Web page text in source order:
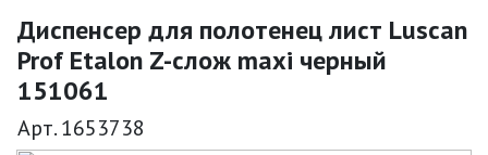
Диспенсер для полотенец лист Luscan
Prof Etalon Z-слож maxi черный
151061
Арт. 1653738